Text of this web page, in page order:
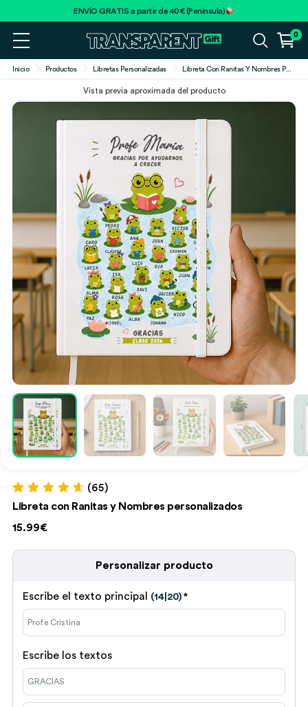
ENVÍO GRATIS a partir de 40€ (Península)
0
Inicio Productos Libretas Personalizadas Libreta Con Ranitas Y Nombres P...
Vista previa aproximada del producto
Valorado con
base a
65
de clientes
(65)
Libreta con Ranitas y Nombres personalizados
15.99€
Personalizar producto
Escribe el texto principal (14|20) *
Escribe los textos